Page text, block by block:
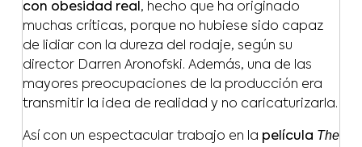
con obesidad real, hecho que ha originado
muchas críticas, porque no hubiese sido capaz
de lidiar con la dureza del rodaje, según su
director Darren Aronofski. Además, una de las
mayores preocupaciones de la producción era
transmitir la idea de realidad y no caricaturizarla.
Así con un espectacular trabajo en la película The